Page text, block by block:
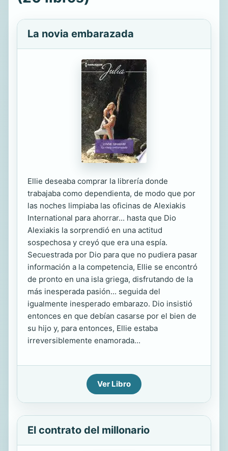
La novia embarazada
Ellie deseaba comprar la librería donde
trabajaba como dependienta, de modo que por
las noches limpiaba las oficinas de Alexiakis
International para ahorrar... hasta que Dio
Alexiakis la sorprendió en una actitud
sospechosa y creyó que era una espía.
Secuestrada por Dio para que no pudiera pasar
información a la competencia, Ellie se encontró
de pronto en una isla griega, disfrutando de la
más inesperada pasión... seguida del
igualmente inesperado embarazo. Dio insistió
entonces en que debían casarse por el bien de
su hijo y, para entonces, Ellie estaba
irreversiblemente enamorada...
Ver Libro
El contrato del millonario